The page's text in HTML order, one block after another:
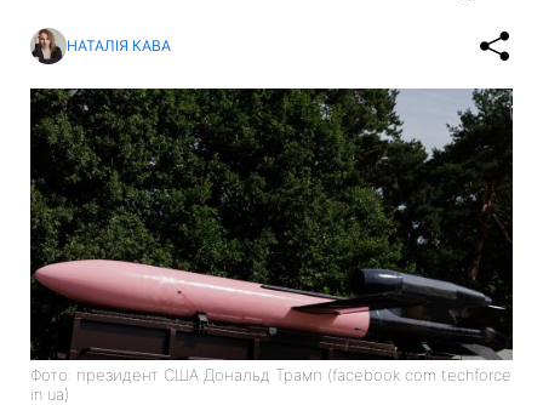
НАТАЛІЯ КАВА
Фото: президент США Дональд Трамп (facebook com techforce
in ua)